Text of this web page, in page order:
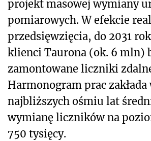
projekt masowej wymiany
pomiarowych. W efekcie
przedsięwzięcia, do 2031
klienci Taurona (ok. 6 mln)
zamontowane liczniki
Harmonogram prac zakłada
najbliższych ośmiu lat
wymianę liczników na
750 tysięcy.